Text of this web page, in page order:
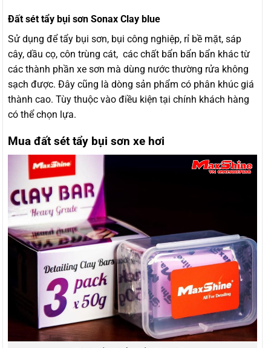
Đất sét tẩy bụi sơn Sonax Clay blue
Sử dụng để tẩy bụi sơn, bụi công nghiệp, rỉ bề mặt, sáp
cây, dầu cọ, côn trùng cát, các chất bẩn bẩn bẩn khác từ
các thành phần xe sơn mà dùng nước thường rửa không
sạch được. Đây cũng là dòng sản phẩm có phân khúc giá
thành cao. Tùy thuộc vào điều kiện tại chính khách hàng
có thể chọn lựa.
Mua đất sét tẩy bụi sơn xe hơi